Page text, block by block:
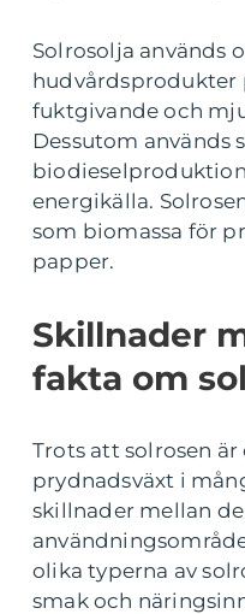
Solrosolja används
hudvårdsprodukter
fuktgivande och
Dessutom används
energikälla.
som biomassa för
papper.
Skillnader
fakta om
Trots att solrosen
prydnadsväxt i
skillnader mellan
olika typerna av
smak och